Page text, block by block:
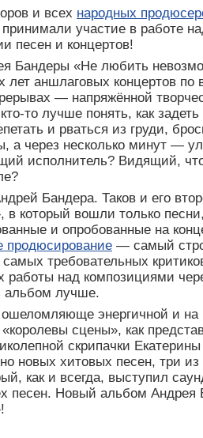
и всех народных
принимали участие в работе
песен и концертов!
Бандеры «Не любить
лет аншлаговых концертов по
— напряжённой
то лучше понять, как
и рваться из груди,
а через несколько минут —
исполнитель? Видящий,
Бандера. Таков и его
который вошли только
и опробованные на
продюсирование — самый
требовательных
работы над композициями
альбом лучше.
энергичной и на
сцены», как
скрипачки
новых хитовых песен, три
как и всегда, выступил
песен. Новый альбом Андрея